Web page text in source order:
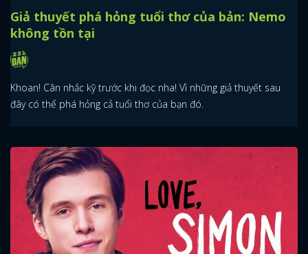
Giả thuyết phá hỏng tuổi thơ của bản: Nemo
không tồn tại
Khoan! Cân nhắc kỹ trước khi đọc nha! Vì những giả thuyết sau
đây có thể phá hỏng cả tuổi thơ của bạn đó.